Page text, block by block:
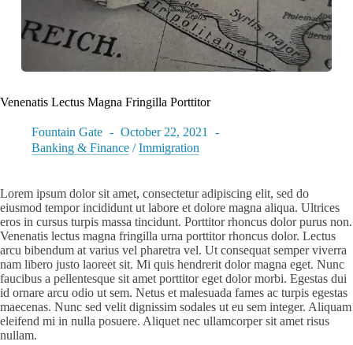
Venenatis Lectus Magna Fringilla Porttitor
Fountain Gate
October 22, 2021
Banking & Finance /Immigration
Lorem ipsum dolor sit amet, consectetur adipiscing elit, sed do
eiusmod tempor incididunt ut labore et dolore magna aliqua. Ultrices
eros in cursus turpis massa tincidunt. Porttitor rhoncus dolor purus non.
Venenatis lectus magna fringilla urna porttitor rhoncus dolor. Lectus
arcu bibendum at varius vel pharetra vel. Ut consequat semper viverra
nam libero justo laoreet sit. Mi quis hendrerit dolor magna eget. Nunc
faucibus a pellentesque sit amet porttitor eget dolor morbi. Egestas dui
id ornare arcu odio ut sem. Netus et malesuada fames ac turpis egestas
maecenas. Nunc sed velit dignissim sodales ut eu sem integer. Aliquam
eleifend mi in nulla posuere. Aliquet nec ullamcorper sit amet risus
nullam.